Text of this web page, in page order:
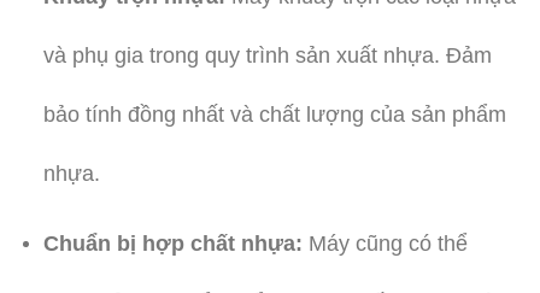
và phụ gia trong quy trình sản xuất nhựa. Đảm
bảo tính đồng nhất và chất lượng của sản phẩm
nhựa.
Chuẩn bị hợp chất nhựa: Máy cũng có thể